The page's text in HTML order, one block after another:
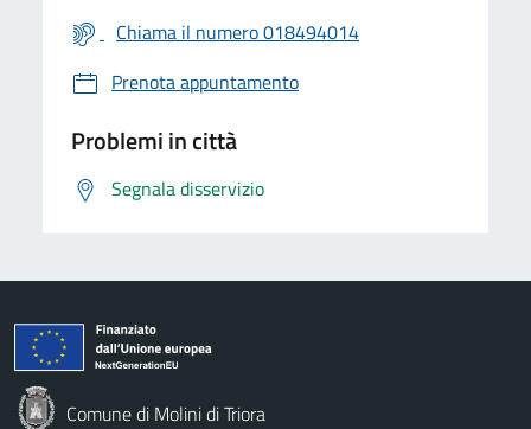
Chiama il numero 018494014
Prenota appuntamento
Problemi in città
Segnala disservizio
Comune di Molini di Triora